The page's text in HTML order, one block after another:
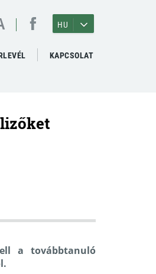
HU
KAPCSOLAT
a továbbtanuló